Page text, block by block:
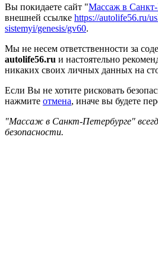
Вы покидаете сайт "Массаж в Санкт-
внешней ссылке https://autolife56.ru/
sistemyi/genesis/gv60.
Мы не несем ответственности за
autolife56.ru и настоятельно
никаких своих личных данных на
Если Вы не хотите рисковать
нажмите отмена, иначе вы будете
"Массаж в Санкт-Петербурге"
безопасности.